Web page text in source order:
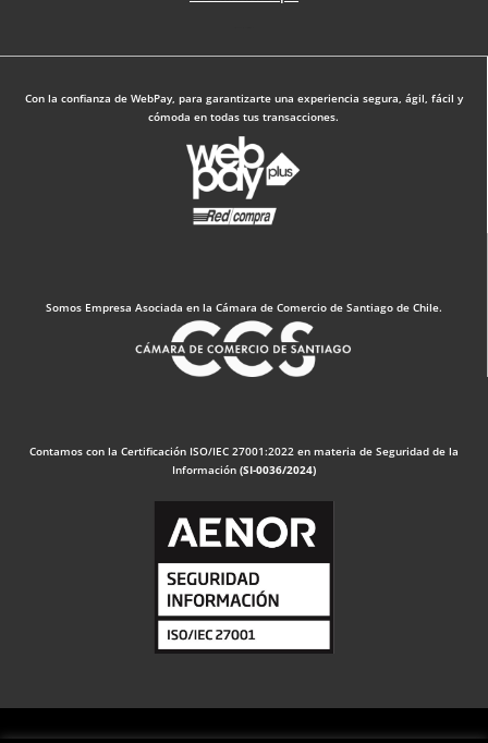
Con la confianza de WebPay, para garantizarte una experiencia segura, ágil, fácil y
cómoda en todas tus transacciones.
Somos Empresa Asociada en la Cámara de Comercio de Santiago de Chile.
Contamos con la Certificación ISO/IEC 27001:2022 en materia de Seguridad de la
Información (SI-0036/2024)